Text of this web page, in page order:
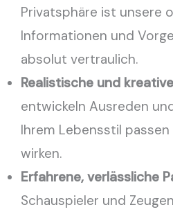
Privatsphäre ist unsere
Informationen und
absolut vertraulich.
Realistische und
entwickeln Ausreden
Ihrem Lebensstil
wirken.
Erfahrene, verlässliche
Schauspieler und